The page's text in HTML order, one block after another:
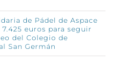
de Pádel de Aspace
euros para seguir
del Colegio de
San Germán